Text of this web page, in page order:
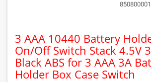
3 AAA 10440 Battery
On/Off Switch Stack 4.5V
Black ABS for 3 AAA 3A
Holder Box Case Switch